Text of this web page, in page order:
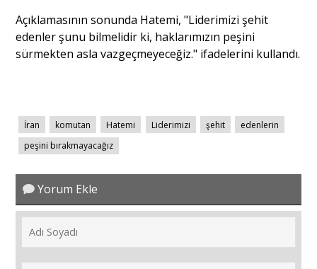
Dosya Haber
Açıklamasının sonunda Hatemi, "Liderimizi şehit
edenler şunu bilmelidir ki, haklarımızın peşini
sürmekten asla vazgeçmeyeceğiz." ifadelerini kullandı.
İran komutan Hatemi Liderimizi şehit
edenlerin
peşini bırakmayacağız
Yorum Ekle